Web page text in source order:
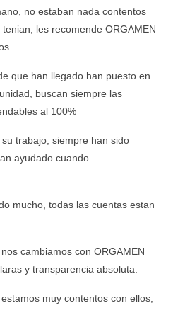
no estaban nada contentos
les recomende ORGAMEN
que han llegado han puesto en
buscan siempre las
al 100%
trabajo, siempre han sido
ayudado cuando
mucho, todas las cuentas estan
cambiamos con ORGAMEN
y transparencia absoluta.
muy contentos con ellos,